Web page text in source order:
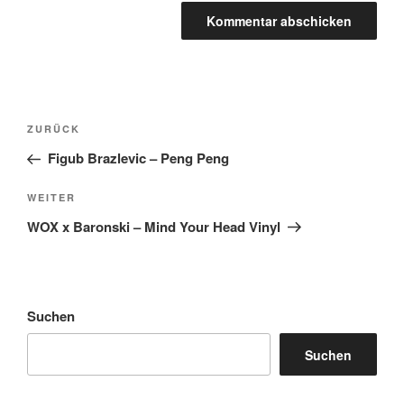
Beitragsnavigation
Vorheriger
Beitrag
ZURÜCK
Figub Brazlevic – Peng Peng
Nächster
Beitrag
WEITER
WOX x Baronski – Mind Your Head Vinyl
Suchen
Suchen